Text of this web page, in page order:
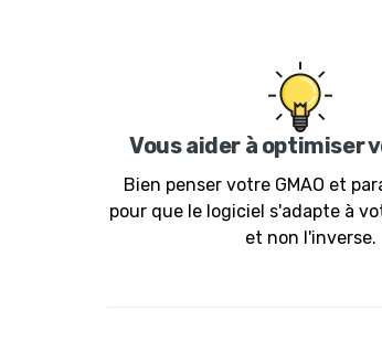
Vous aider à optimiser
Bien penser votre GMAO et
pour que le logiciel s'adapte à
et non l'inverse.